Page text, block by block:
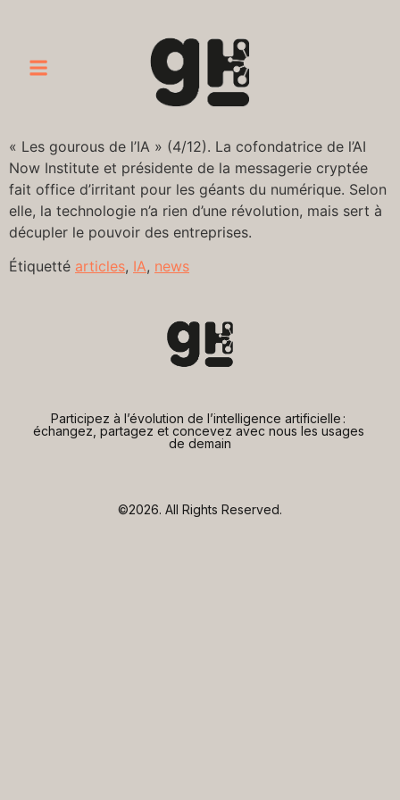
« Les gourous de l’IA » (4/12). La cofondatrice de l’AI
Now Institute et présidente de la messagerie cryptée
fait office d’irritant pour les géants du numérique. Selon
elle, la technologie n’a rien d’une révolution, mais sert à
décupler le pouvoir des entreprises.
Étiquetté articles, IA, news
Participez à l’évolution de l’intelligence artificielle :
échangez, partagez et concevez avec nous les usages
de demain
©2026. All Rights Reserved.